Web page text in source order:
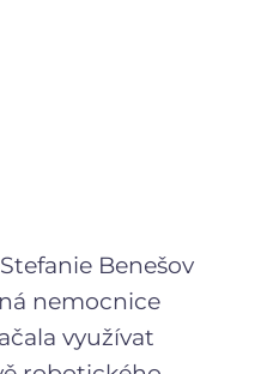
Benešov
nemocnice
využívat